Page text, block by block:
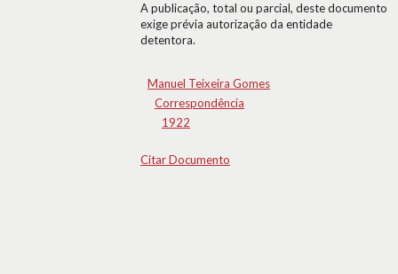
A publicação, total ou parcial, deste documento
exige prévia autorização da entidade
detentora.
Manuel Teixeira Gomes
Correspondência
1922
Citar Documento